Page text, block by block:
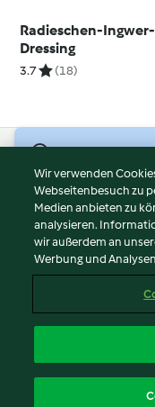
Radieschen-Ingwer-
Dressing
3.7 (18)
Nutzungsbedingungen
Datenschutzrichtlinien
Disclaimer
Impressum
Inhalt melden
Erklärung zur
Wir verwenden
Webseitenbesuch zu
Medien anbieten zu
analysieren.
wir außerdem an
Werbung und